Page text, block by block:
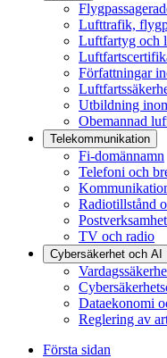
Lufttrafik,
Luftfartyg och
Författningar
Utbildning
Obemannad
Telekommunikation
Fi-domännamn
Telefoni och
Radiotillstånd
TV och radio
Cybersäkerhet och AI
Dataekonomi
Reglering av
Första sidan